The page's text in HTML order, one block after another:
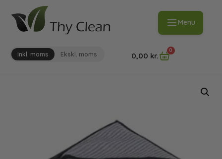
Menu
Inkl. moms Ekskl. moms 0,00 kr.
0